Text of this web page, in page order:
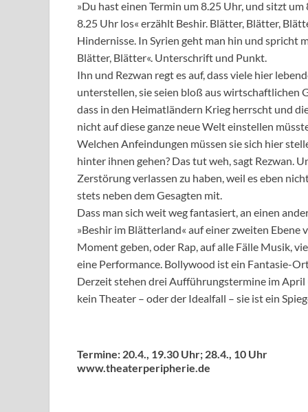
»Du hast einen Termin um 8.25 Uhr, und sitzt
8.25 Uhr los« erzählt Beshir. Blätter, Blätter,
Hindernisse. In Syrien geht man hin und spricht
Blätter, Blätter«. Unterschrift und Punkt.
Ihn und Rezwan regt es auf, dass viele hier
unterstellen, sie seien bloß aus wirtschaftlichen
dass in den Heimatländern Krieg herrscht und
nicht auf diese ganze neue Welt einstellen
Welchen Anfeindungen müssen sie sich hier
hinter ihnen gehen? Das tut weh, sagt Rezwan.
Zerstörung verlassen zu haben, weil es eben
stets neben dem Gesagten mit.
Dass man sich weit weg fantasiert, an einen
»Beshir im Blätterland« auf einer zweiten
Moment geben, oder Rap, auf alle Fälle Musik,
eine Performance. Bollywood ist ein Fantasie-
Derzeit stehen drei Aufführungstermine im
kein Theater – oder der Idealfall – sie ist ein
Termine: 20.4., 19.30 Uhr; 28.4., 10 Uhr
www.theaterperipherie.de